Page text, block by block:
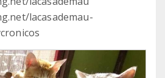
lacasademau-